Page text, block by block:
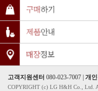
고객지원센터 080-023-7007 | 개
COPYRIGHT (c) LG H&H Co., Ltd.